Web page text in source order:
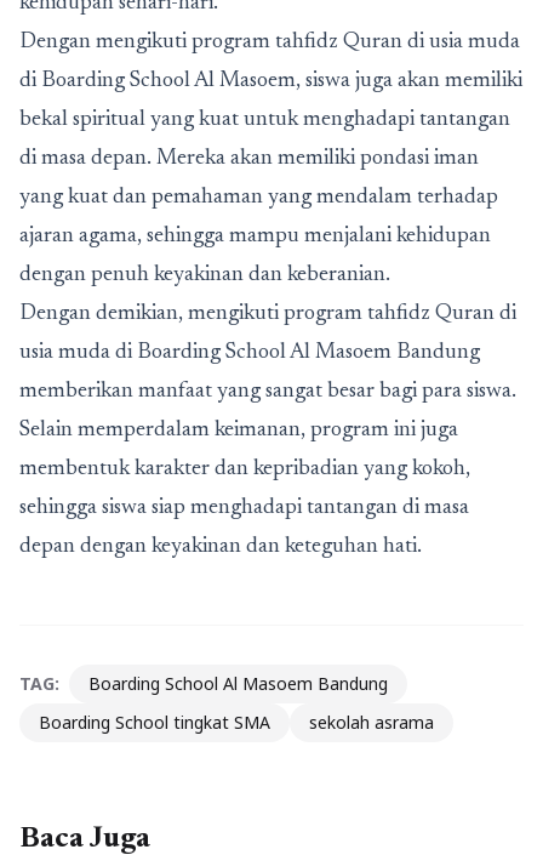
Dengan mengikuti program tahfidz Quran di usia muda
di Boarding School Al Masoem, siswa juga akan memiliki
bekal spiritual yang kuat untuk menghadapi tantangan
di masa depan. Mereka akan memiliki pondasi iman
yang kuat dan pemahaman yang mendalam terhadap
ajaran agama, sehingga mampu menjalani kehidupan
dengan penuh keyakinan dan keberanian.
Dengan demikian, mengikuti program tahfidz Quran di
usia muda di Boarding School Al Masoem Bandung
memberikan manfaat yang sangat besar bagi para siswa.
Selain memperdalam keimanan, program ini juga
membentuk karakter dan kepribadian yang kokoh,
sehingga siswa siap menghadapi tantangan di masa
depan dengan keyakinan dan keteguhan hati.
TAG:
Boarding School Al Masoem Bandung
Boarding School tingkat SMA
sekolah asrama
Baca Juga